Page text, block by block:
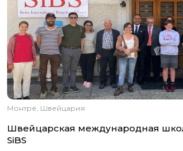
Монтрё, Швейцария
Швейцарская международная
SiBS